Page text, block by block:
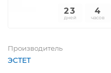
23
дней
4
часов
Производитель
ЭСТЕТ